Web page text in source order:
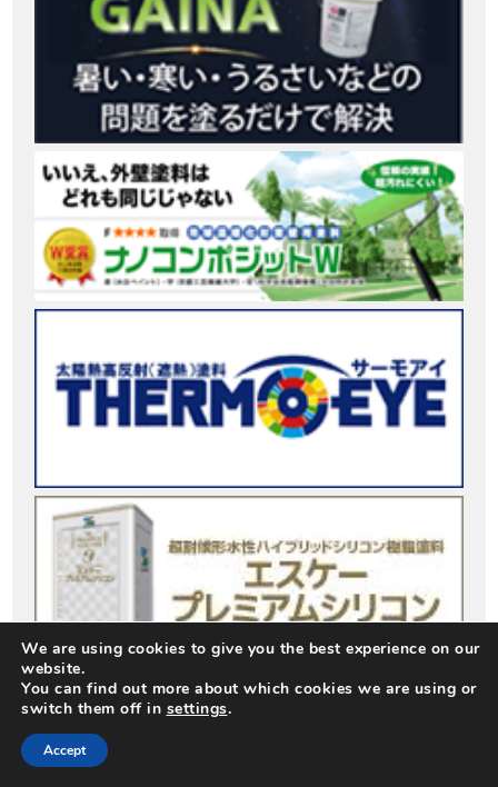
We are using cookies to give you the best experience on our
website.
You can find out more about which cookies we are using or
switch them off in settings.
Accept